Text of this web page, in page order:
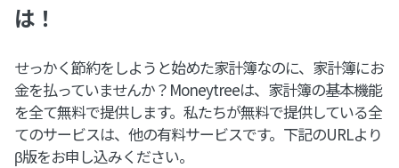
は！
せっかく節約をしようと始めた家計簿なのに、家計簿にお
金を払っていませんか？Moneytreeは、家計簿の基本機能
を全て無料で提供します。私たちが無料で提供している全
てのサービスは、他の有料サービスです。下記のURLより
β版をお申し込みください。